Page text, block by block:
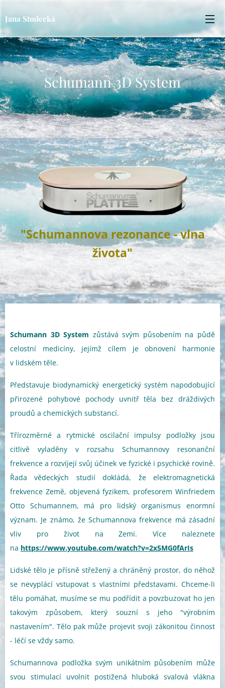
Jana Studecká
Schumann 3D System
"Schumannova rezonance - vlna
života"
Schumann 3D System zůstává svým působením na půdě
celostní medicíny, jejímž cílem je obnovení harmonie
v lidském těle.
Představuje biodynamický energetický systém napodobující
přirozené pohybové pochody uvnitř těla bez dráždivých
proudů a chemických substancí.
Třírozměrné a rytmické oscilační impulsy podložky jsou
citlivě vyladěny v rozsahu Schumannovy resonanční
frekvence a rozvíjejí svůj účinek ve fyzické i psychické rovině.
Řada vědeckých studií dokládá, že elektromagnetická
frekvence Země, objevená fyzikem, profesorem Winfriedem
Otto Schumannem, má pro lidský organismus enormní
význam. Je známo, že Schumannova frekvence má zásadní
vliv pro život na Zemi. Více naleznete
na https://www.youtube.com/watch?v=2x5MG0fArIs
Lidské tělo je přísně střežený a chráněný prostor, do něhož
se nevyplácí vstupovat s vlastními představami. Chceme-li
tělu pomáhat, musíme se mu podřídit a povzbuzovat ho jen
takovým způsobem, který souzní s jeho "výrobním
nastavením". Tělo pak může projevit svoji zákonitou činnost
- léčí se vždy samo.
Schumannova podložka svým unikátním působením může
svou stimulací uvolnit postižená hluboká svalová vlákna